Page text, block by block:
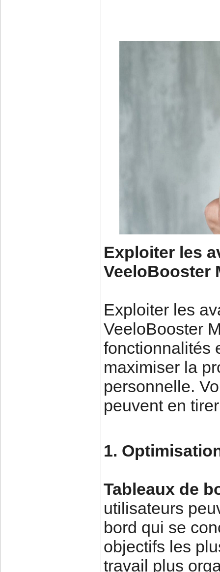
Exploiter les
VeeloBooster
Exploiter les
VeeloBooster
fonctionnalités
maximiser la
personnelle.
peuvent en
1.
Tableaux de
utilisateurs
bord qui se
objectifs les
travail plus